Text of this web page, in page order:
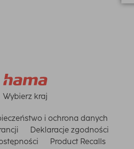
Wybierz kraj
i ochrona danych
Deklaracje zgodności
Product Recalls